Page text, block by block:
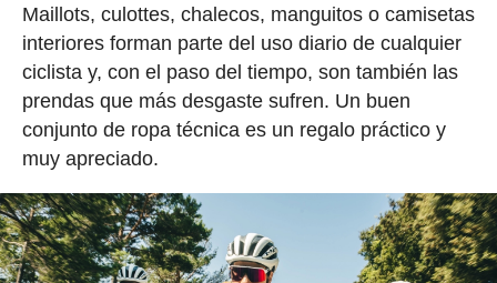
Maillots, culottes, chalecos, manguitos o camisetas
interiores forman parte del uso diario de cualquier
ciclista y, con el paso del tiempo, son también las
prendas que más desgaste sufren. Un buen
conjunto de ropa técnica es un regalo práctico y
muy apreciado.